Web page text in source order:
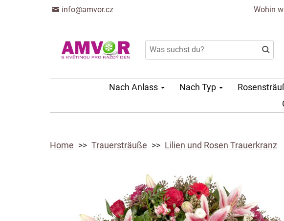
info@amvor.cz Wohin
Nach Anlass Nach Typ
Home Trauersträuße Lilien und Rosen Trauerkranz